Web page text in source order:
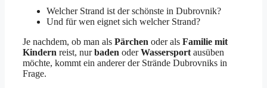
Welcher Strand ist der schönste in Dubrovnik?
Und für wen eignet sich welcher Strand?
Je nachdem, ob man als Pärchen oder als Familie mit
Kindern reist, nurbaden oderWassersport ausüben
möchte, kommt ein anderer der Strände Dubrovniks in
Frage.